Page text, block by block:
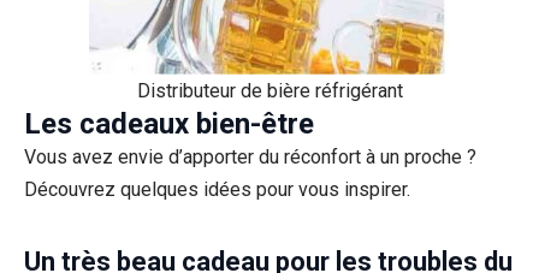
Distributeur de bière réfrigérant
Les cadeaux bien-être
Vous avez envie d’apporter du réconfort à un proche ?
Découvrez quelques idées pour vous inspirer.
Un très beau cadeau pour les troubles du